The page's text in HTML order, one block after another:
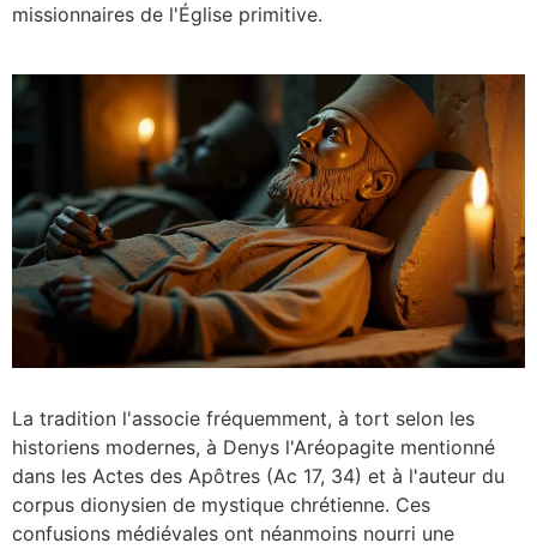
missionnaires de l'Église primitive.
La tradition l'associe fréquemment, à tort selon les
historiens modernes, à Denys l'Aréopagite mentionné
dans les Actes des Apôtres (Ac 17, 34) et à l'auteur du
corpus dionysien de mystique chrétienne. Ces
confusions médiévales ont néanmoins nourri une